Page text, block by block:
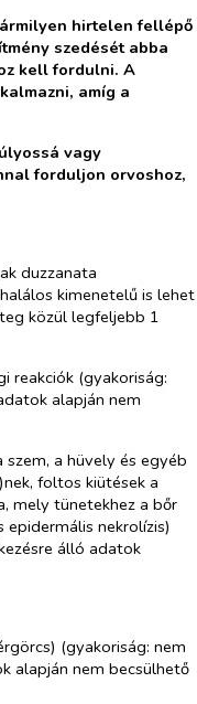
hirtelen fellépő
szedését abba
kell fordulni. A
amíg a
vagy
forduljon orvoshoz,
duzzanata
kimenetelű is lehet
közül legfeljebb 1
reakciók (gyakoriság:
alapján nem
a hüvely és egyéb
foltos kiütések a
mely tünetekhez a bőr
nekrolízis)
álló adatok
(gyakoriság: nem
alapján nem becsülhető